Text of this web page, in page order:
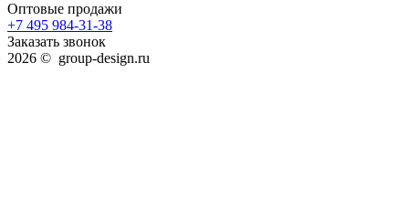
Оптовые продажи
+7 495 984-31-38
Заказать звонок
2026 © group-design.ru